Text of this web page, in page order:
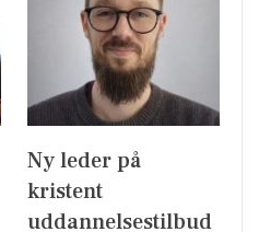
Ny leder på
kristent
uddannelsestilbud